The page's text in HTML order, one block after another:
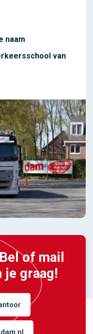
naam
van
of mail
je graag!